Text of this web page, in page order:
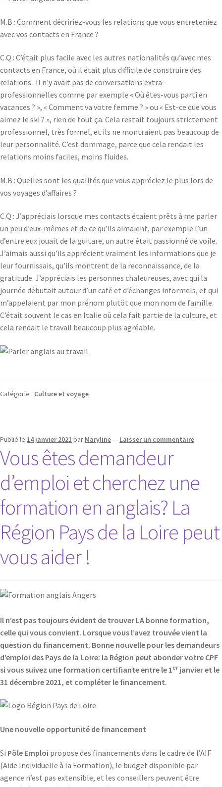
M.B : Comment décririez-vous les relations que vous entreteniez
avec vos contacts en France ?
C.Q : C’était plus facile avec les autres nationalités qu’avec mes
contacts en France, où il était plus difficile de construire des
relations. Il n’y avait pas de conversations extra-
professionnelles comme par exemple « Où êtes-vous parti en
vacances ? », « Comment va votre femme ? » ou « Est-ce que vous
aimez le ski ? », rien de tout ça. Cela restait toujours strictement
professionnel, très formel, et ils ne montraient pas beaucoup de
leur personnalité. C’est dommage, parce que cela rendait les
relations moins faciles, moins fluides.
M.B : Quelles sont les qualités que vous appréciez le plus lors de
vos voyages d’affaires ?
C.Q : J’appréciais lorsque mes contacts étaient prêts à me parler
un peu d’eux-mêmes et de ce qu’ils aimaient, par exemple l’un
d’entre eux jouait de la guitare, un autre était passionné de voile.
J’aimais aussi qu’ils apprécient vraiment les informations que je
leur fournissais, qu’ils montrent de la reconnaissance, de la
gratitude. J’appréciais les personnes chaleureuses, avec qui la
journée débutait autour d’un café et d’échanges informels, et qui
m’appelaient par mon prénom plutôt que mon nom de famille.
C’était souvent le cas en Italie où cela fait partie de la culture, et
cela rendait le travail beaucoup plus agréable.
Catégorie : Culture et voyage
Publié le 14 janvier 2021 par Maryline— Laisser un commentaire
Vous êtes demandeur
d’emploi et cherchez une
formation en anglais? La
Région Pays de la Loire peut
vous aider !
Il n’est pas toujours évident de trouver LA bonne formation,
celle qui vous convient. Lorsque vous l’avez trouvée vient la
question du financement. Bonne nouvelle pour les demandeurs
d’emploi des Pays de la Loire: la Région peut abonder votre CPF
si vous suivez une formation certifiante entre le 1erjanvier et le
31 décembre 2021, et compléter le financement.
Une nouvelle opportunité de financement
Si Pôle Emploi propose des financements dans le cadre de l’AIF
(Aide Individuelle à la Formation), le budget disponible par
agence n’est pas extensible, et les conseillers peuvent être